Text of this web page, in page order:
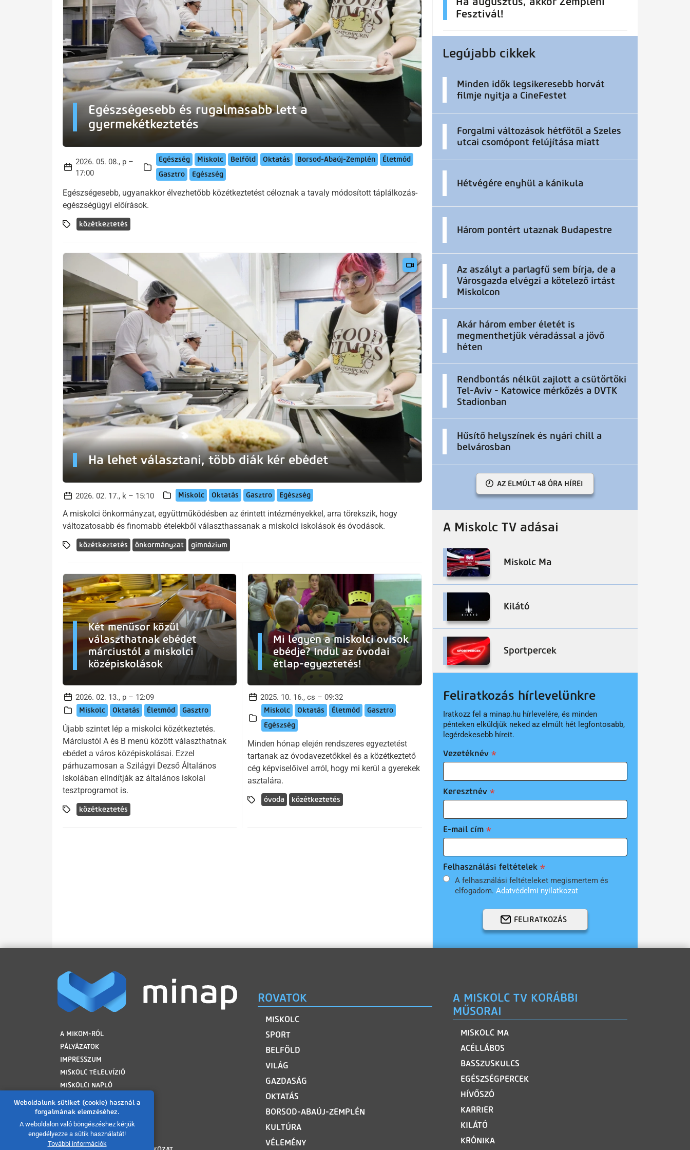
Weboldalunk sütiket (cookie) használ a
forgalmának elemzéséhez.
A weboldalon való böngészéshez kérjük
engedélyezze a sütik használatát!
További információk
Egészségesebb és rugalmasabb lett a
gyermekétkeztetés
2026. 05. 08., p –
17:00
Egészség Miskolc Belföld Oktatás Borsod-Abaúj-Zemplén
Életmód
Gasztro
Egészség
Egészségesebb, ugyanakkor élvezhetőbb közétkeztetést céloznak a tavaly módosított táplálkozás-
egészségügyi előírások.
közétkeztetés
Ha lehet választani, több diák kér ebédet
2026. 02. 17., k – 15:10 Miskolc Oktatás Gasztro Egészség
A miskolci önkormányzat, együttműködésben az érintett intézményekkel, arra törekszik, hogy
változatosabb és finomabb ételekből választhassanak a miskolci iskolások és óvodások.
közétkeztetés önkormányzat gimnázium
Két menüsor közül
választhatnak ebédet
márciustól a miskolci
középiskolások
2026. 02. 13., p – 12:09
Miskolc Oktatás Életmód Gasztro
Újabb szintet lép a miskolci közétkeztetés.
Márciustól A és B menü között választhatnak
ebédet a város középiskolásai. Ezzel
párhuzamosan a Szilágyi Dezső Általános
Iskolában elindítják az általános iskolai
tesztprogramot is.
közétkeztetés
Mi legyen a miskolci ovisok
ebédje? Indul az óvodai
étlap-egyeztetés!
2025. 10. 16., cs – 09:32
Miskolc Oktatás Életmód
Gasztro
Egészség
Minden hónap elején rendszeres egyeztetést
tartanak az óvodavezetőkkel és a közétkeztető
cég képviselőivel arról, hogy mi kerül a gyerekek
asztalára.
óvoda közétkeztetés
Fesztivál!
Legújabb cikkek
Minden idők legsikeresebb horvát
filmje nyitja a CineFestet
Forgalmi változások hétfőtől a Szeles
utcai csomópont felújítása miatt
Hétvégére enyhül a kánikula
Három pontért utaznak Budapestre
Az aszályt a parlagfű sem bírja, de a
Városgazda elvégzi a kötelező irtást
Miskolcon
Akár három ember életét is
megmenthetjük véradással a jövő
héten
Rendbontás nélkül zajlott a csütörtöki
Tel-Aviv - Katowice mérkőzés a DVTK
Stadionban
Hűsítő helyszínek és nyári chill a
belvárosban
AZ ELMÚLT 48 ÓRA HÍREI
A Miskolc TV adásai
Miskolc Ma
Kilátó
Sportpercek
Feliratkozás hírlevelünkre
Iratkozz fel a minap.hu hírlevelére, és minden
pénteken elküldjük neked az elmúlt hét legfontosabb,
legérdekesebb híreit.
Vezetéknév
Keresztnév
E-mail cím
Felhasználási feltételek
A felhasználási feltételeket megismertem és
elfogadom. Adatvédelmi nyilatkozat
FELIRATKOZÁS
LÁBLÉC
A MIKOM-RÓL
PÁLYÁZATOK
IMPRESSZUM
MISKOLC TELELVÍZIÓ
MISKOLCI NAPLÓ
FELHASZNÁLÁSI FELTÉTELEK
ADATVÉDELMI TÁJÉKOZTATÓ
SÜTI TÁJÉKOZTATÓ
ROVATOK
MISKOLC
SPORT
BELFÖLD
VILÁG
GAZDASÁG
OKTATÁS
BORSOD-ABAÚJ-ZEMPLÉN
KULTÚRA
VÉLEMÉNY
A MISKOLC TV KORÁBBI
MŰSORAI
MISKOLC MA
ACÉLLÁBOS
BASSZUSKULCS
EGÉSZSÉGPERCEK
HÍVŐSZÓ
KARRIER
KILÁTÓ
KRÓNIKA